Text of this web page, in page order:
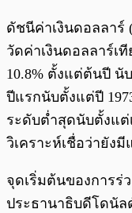
ดัชนีค่าเงินดอลลาร์
วัดค่าเงินดอลลาร์เ
10.8% ตั้งแต่ต้นปี นั
ปีแรกนับตั้งแต่ปี
ระดับต่ำสุดนับตั้งแต่
วิเคราะห์เชื่อว่ายัง
จุดเริ่มต้นของการร่
ประธานาธิบดีโดนัล